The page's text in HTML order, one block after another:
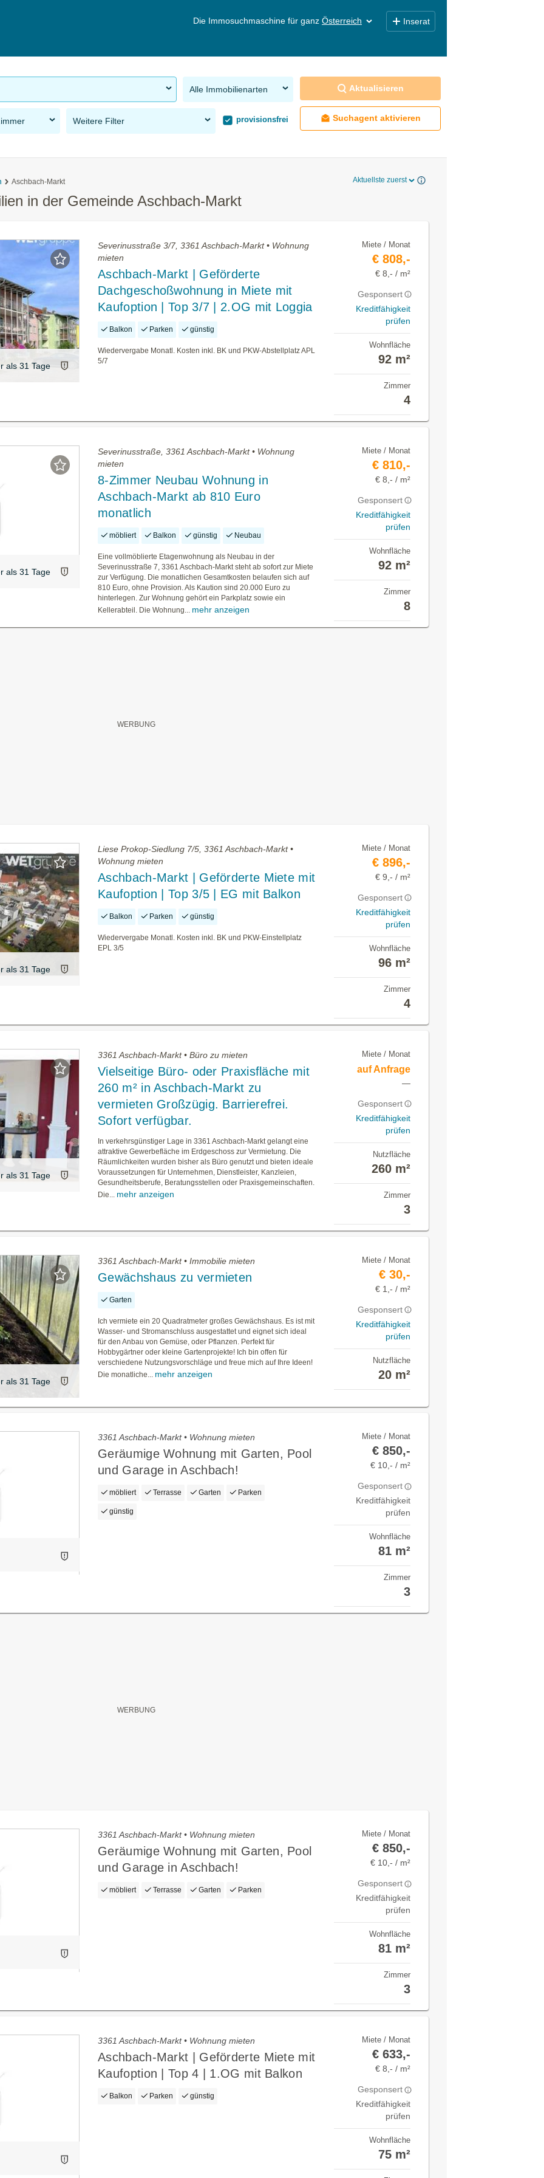
Die Immosuchmaschine für ganz Österreich Inserat
Alle Immobilienarten
Weitere Filter provisionsfrei
Aktualisieren
Suchagent aktivieren
Aschbach-Markt Aktuellste zuerst
in der Gemeinde Aschbach-Markt
als 31 Tage
Severinusstraße 3/7, 3361 Aschbach-Markt • Wohnung
mieten
Aschbach-Markt | Geförderte
Dachgeschoßwohnung in Miete mit
Kaufoption | Top 3/7 | 2.OG mit Loggia
Balkon Parken günstig
Wiedervergabe Monatl. Kosten inkl. BK und PKW-Abstellplatz APL
5/7
Miete / Monat
€ 808,-
€ 8,- / m²
Gesponsert
Kreditfähigkeit
prüfen
Wohnfläche
92 m²
Zimmer
4
als 31 Tage
Severinusstraße, 3361 Aschbach-Markt • Wohnung
mieten
8-Zimmer Neubau Wohnung in
Aschbach-Markt ab 810 Euro
monatlich
möbliert Balkon günstig Neubau
Eine vollmöblierte Etagenwohnung als Neubau in der
Severinusstraße 7, 3361 Aschbach-Markt steht ab sofort zur Miete
zur Verfügung. Die monatlichen Gesamtkosten belaufen sich auf
810 Euro, ohne Provision. Als Kaution sind 20.000 Euro zu
hinterlegen. Zur Wohnung gehört ein Parkplatz sowie ein
Kellerabteil. Die Wohnung... mehr anzeigen
Miete / Monat
€ 810,-
€ 8,- / m²
Gesponsert
Kreditfähigkeit
prüfen
Wohnfläche
92 m²
Zimmer
8
als 31 Tage
Liese Prokop-Siedlung 7/5, 3361 Aschbach-Markt •
Wohnung mieten
Aschbach-Markt | Geförderte Miete mit
Kaufoption | Top 3/5 | EG mit Balkon
Balkon Parken günstig
Wiedervergabe Monatl. Kosten inkl. BK und PKW-Einstellplatz
EPL 3/5
Miete / Monat
€ 896,-
€ 9,- / m²
Gesponsert
Kreditfähigkeit
prüfen
Wohnfläche
96 m²
Zimmer
4
als 31 Tage
3361 Aschbach-Markt • Büro zu mieten
Vielseitige Büro- oder Praxisfläche mit
260 m² in Aschbach-Markt zu
vermieten Großzügig. Barrierefrei.
Sofort verfügbar.
In verkehrsgünstiger Lage in 3361 Aschbach-Markt gelangt eine
attraktive Gewerbefläche im Erdgeschoss zur Vermietung. Die
Räumlichkeiten wurden bisher als Büro genutzt und bieten ideale
Voraussetzungen für Unternehmen, Dienstleister, Kanzleien,
Gesundheitsberufe, Beratungsstellen oder Praxisgemeinschaften.
Die... mehr anzeigen
Miete / Monat
auf Anfrage
—
Gesponsert
Kreditfähigkeit
prüfen
Nutzfläche
260 m²
Zimmer
3
als 31 Tage
3361 Aschbach-Markt • Immobilie mieten
Gewächshaus zu vermieten
Garten
Ich vermiete ein 20 Quadratmeter großes Gewächshaus. Es ist mit
Wasser- und Stromanschluss ausgestattet und eignet sich ideal
für den Anbau von Gemüse, oder Pflanzen. Perfekt für
Hobbygärtner oder kleine Gartenprojekte! Ich bin offen für
verschiedene Nutzungsvorschläge und freue mich auf Ihre Ideen!
Die monatliche... mehr anzeigen
Miete / Monat
€ 30,-
€ 1,- / m²
Gesponsert
Kreditfähigkeit
prüfen
Nutzfläche
20 m²
3361 Aschbach-Markt • Wohnung mieten
Geräumige Wohnung mit Garten, Pool
und Garage in Aschbach!
möbliert Terrasse Garten Parken
günstig
Miete / Monat
€ 850,-
€ 10,- / m²
Gesponsert
Kreditfähigkeit
prüfen
Wohnfläche
81 m²
Zimmer
3
3361 Aschbach-Markt • Wohnung mieten
Geräumige Wohnung mit Garten, Pool
und Garage in Aschbach!
möbliert Terrasse Garten Parken
Miete / Monat
€ 850,-
€ 10,- / m²
Gesponsert
Kreditfähigkeit
prüfen
Wohnfläche
81 m²
Zimmer
3
3361 Aschbach-Markt • Wohnung mieten
Aschbach-Markt | Geförderte Miete mit
Kaufoption | Top 4 | 1.OG mit Balkon
Balkon Parken günstig
Miete / Monat
€ 633,-
€ 8,- / m²
Gesponsert
Kreditfähigkeit
prüfen
Wohnfläche
75 m²